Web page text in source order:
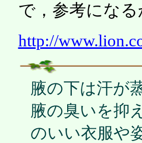
で，参考になる
http://
腋の下は汗が
腋の臭いを抑
のいい衣服や